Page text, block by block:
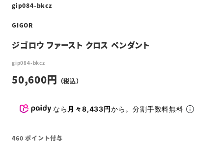
gip084-bkcz
GIGOR
ジゴロウ ファースト クロス ペンダント
gip084-bkcz
50,600
なら 月々8,433円から。分割手数料無料
460 ポイント付与